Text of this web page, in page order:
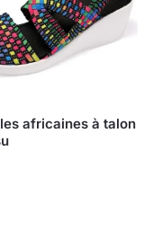
africaines à talon